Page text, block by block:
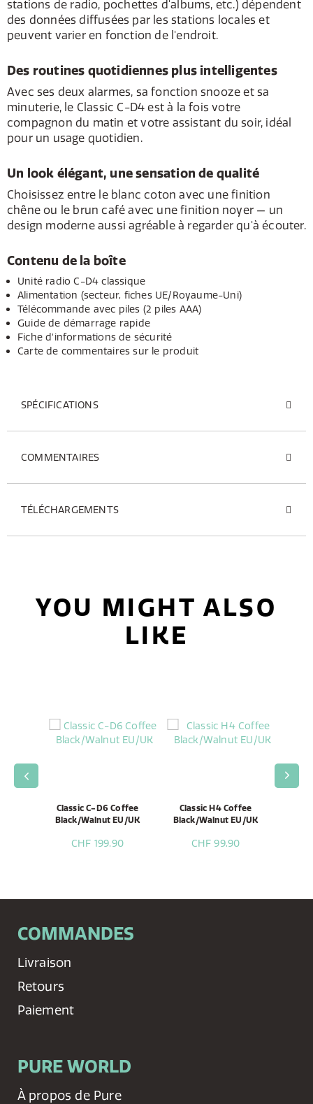
stations de radio, pochettes d'albums, etc.) dépendent
des données diffusées par les stations locales et
peuvent varier en fonction de l'endroit.
Des routines quotidiennes plus intelligentes
Avec ses deux alarmes, sa fonction snooze et sa
minuterie, le Classic C-D4 est à la fois votre
compagnon du matin et votre assistant du soir, idéal
pour un usage quotidien.
Un look élégant, une sensation de qualité
Choisissez entre le blanc coton avec une finition
chêne ou le brun café avec une finition noyer — un
design moderne aussi agréable à regarder qu'à écouter.
Contenu de la boîte
Unité radio C-D4 classique
Alimentation (secteur, fiches UE/Royaume-Uni)
Télécommande avec piles (2 piles AAA)
Guide de démarrage rapide
Fiche d'informations de sécurité
Carte de commentaires sur le produit
SPÉCIFICATIONS
COMMENTAIRES
TÉLÉCHARGEMENTS
YOU MIGHT ALSO
LIKE
Classic C-D6 Coffee
Black/Walnut EU/UK
CHF 199.90
Classic H4 Coffee
Black/Walnut EU/UK
CHF 99.90
COMMANDES
Livraison
Retours
Paiement
PURE WORLD
À propos de Pure